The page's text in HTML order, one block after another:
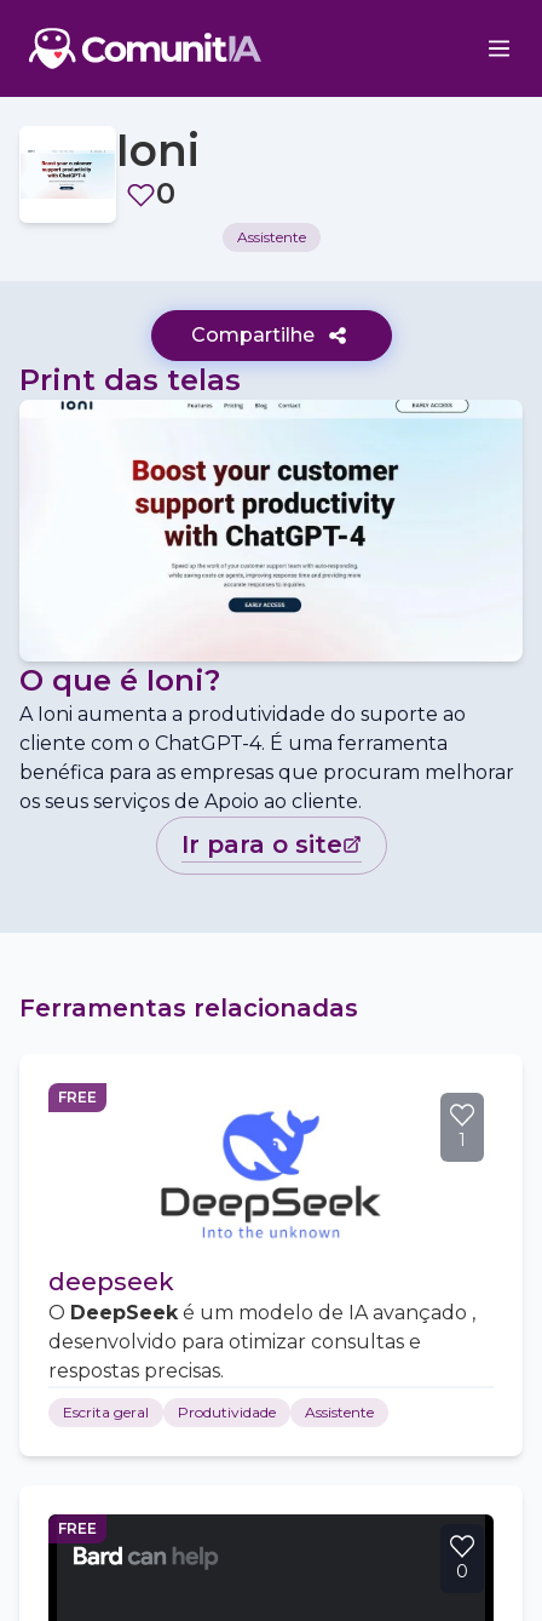
Ioni
0
Assistente
Compartilhe
Print das telas
O que é Ioni?
A Ioni aumenta a produtividade do suporte ao
cliente com o ChatGPT-4. É uma ferramenta
benéfica para as empresas que procuram melhorar
os seus serviços de Apoio ao cliente.
ir para o site
Ferramentas relacionadas
FREE
1
deepseek
O DeepSeeké um modelo de IA avançado ,
desenvolvido para otimizar consultas e
respostas precisas.
Escrita geral Produtividade Assistente
FREE
0